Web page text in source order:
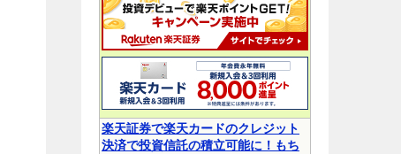
楽天証券で楽天カードのクレジット
決済で投資信託の積立可能に！もち